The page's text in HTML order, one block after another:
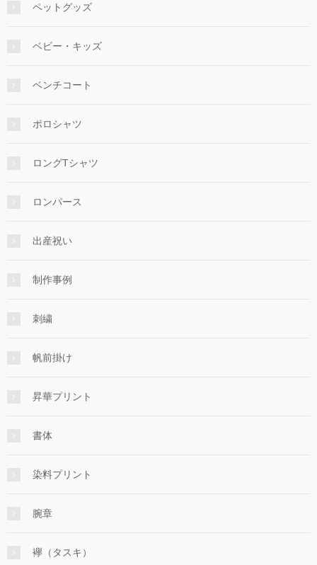
ペットグッズ
ベビー・キッズ
ベンチコート
ポロシャツ
ロングTシャツ
ロンパース
出産祝い
制作事例
刺繍
帆前掛け
昇華プリント
書体
染料プリント
腕章
襷（タスキ）